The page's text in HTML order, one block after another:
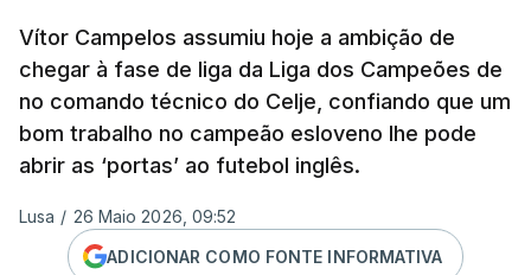
Vítor Campelos assumiu hoje a ambição de
chegar à fase de liga da Liga dos Campeões de
no comando técnico do Celje, confiando que um
bom trabalho no campeão esloveno lhe pode
abrir as ‘portas’ ao futebol inglês.
Lusa / 26 Maio 2026, 09:52
ADICIONAR COMO FONTE INFORMATIVA